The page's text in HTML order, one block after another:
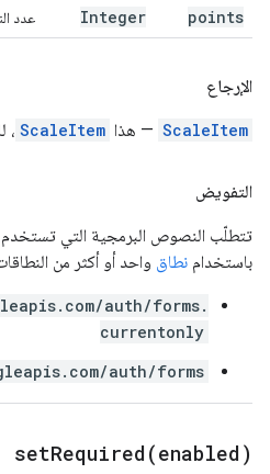
points
Integer عدد
الإرجاع
ScaleItem — هذا ScaleItem ،
التفويض
تتطلّب النصوص البرمجية التي
باستخدام نطاق واحد أو أكثر من
auth/forms.
currentonly
auth/forms
setRequired(enabled)